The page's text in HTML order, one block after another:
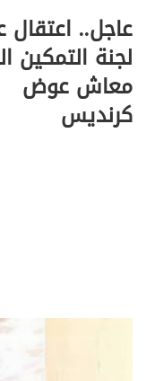
عاجل..
لجنة التمكين
معاش عوض
كرنديس